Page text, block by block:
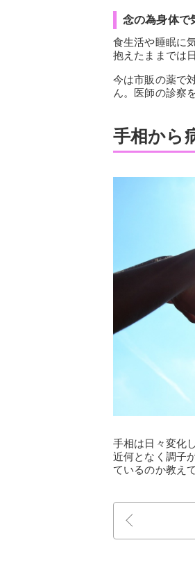
念の為身体で
食生活や睡眠に
抱えたままでは
今は市販の薬で
ん。医師の診察
手相から
手相は日々変化
近何となく調子
ているのか教え